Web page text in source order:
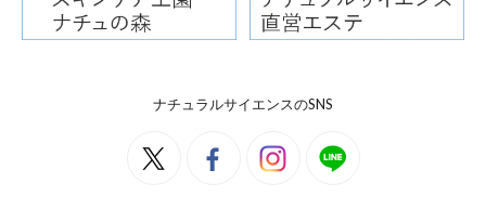
ナチュラルサイエンスのSNS